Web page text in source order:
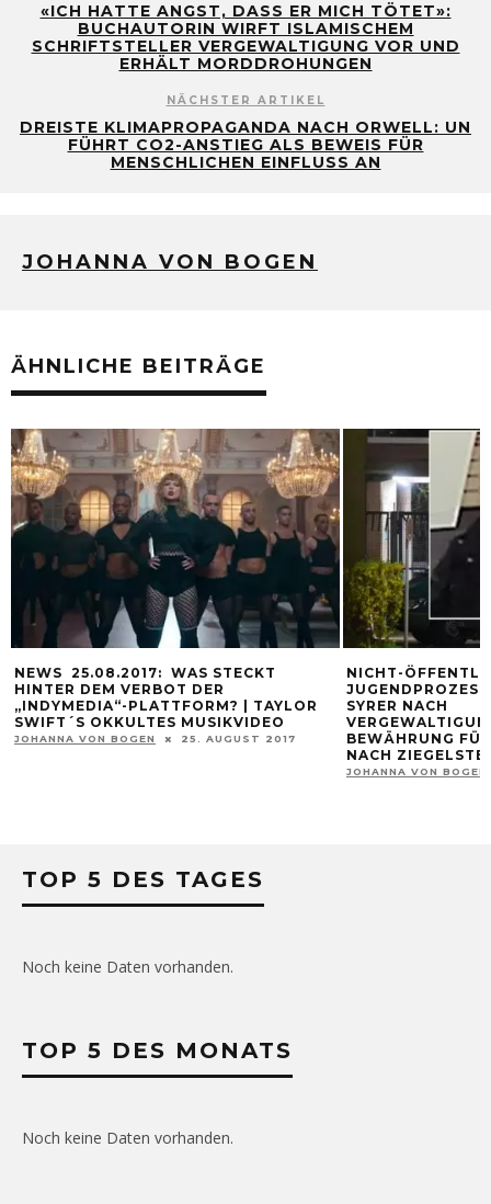
«ICH HATTE ANGST, DASS ER MICH TÖTET»:
BUCHAUTORIN WIRFT ISLAMISCHEM
SCHRIFTSTELLER VERGEWALTIGUNG VOR UND
ERHÄLT MORDDROHUNGEN
NÄCHSTER ARTIKEL
DREISTE KLIMAPROPAGANDA NACH ORWELL: UN
FÜHRT CO2-ANSTIEG ALS BEWEIS FÜR
MENSCHLICHEN EINFLUSS AN
JOHANNA VON BOGEN
ÄHNLICHE BEITRÄGE
NEWS 25.08.2017: WAS STECKT
HINTER DEM VERBOT DER
„INDYMEDIA“-PLATTFORM? | TAYLOR
SWIFT´S OKKULTES MUSIKVIDEO
JOHANNA VON BOGEN 25. AUGUST 2017
NICHT-
SYRER NACH
BEWÄHRUNG
NACH
JOHANNA VON BOGEN
TOP 5 DES TAGES
Noch keine Daten vorhanden.
TOP 5 DES MONATS
Noch keine Daten vorhanden.